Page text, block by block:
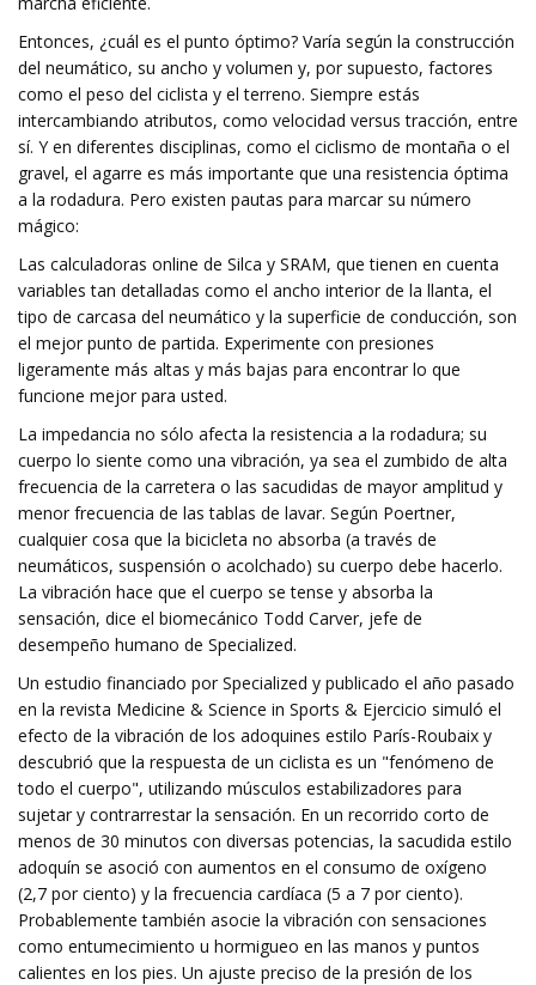
Entonces, ¿cuál es el punto óptimo? Varía según la construcción
del neumático, su ancho y volumen y, por supuesto, factores
como el peso del ciclista y el terreno. Siempre estás
intercambiando atributos, como velocidad versus tracción, entre
sí. Y en diferentes disciplinas, como el ciclismo de montaña o el
gravel, el agarre es más importante que una resistencia óptima
a la rodadura. Pero existen pautas para marcar su número
mágico:
Las calculadoras online de Silca y SRAM, que tienen en cuenta
variables tan detalladas como el ancho interior de la llanta, el
tipo de carcasa del neumático y la superficie de conducción, son
el mejor punto de partida. Experimente con presiones
ligeramente más altas y más bajas para encontrar lo que
funcione mejor para usted.
La impedancia no sólo afecta la resistencia a la rodadura; su
cuerpo lo siente como una vibración, ya sea el zumbido de alta
frecuencia de la carretera o las sacudidas de mayor amplitud y
menor frecuencia de las tablas de lavar. Según Poertner,
cualquier cosa que la bicicleta no absorba (a través de
neumáticos, suspensión o acolchado) su cuerpo debe hacerlo.
La vibración hace que el cuerpo se tense y absorba la
sensación, dice el biomecánico Todd Carver, jefe de
desempeño humano de Specialized.
Un estudio financiado por Specialized y publicado el año pasado
en la revista Medicine & Science in Sports & Ejercicio simuló el
efecto de la vibración de los adoquines estilo París-Roubaix y
descubrió que la respuesta de un ciclista es un "fenómeno de
todo el cuerpo", utilizando músculos estabilizadores para
sujetar y contrarrestar la sensación. En un recorrido corto de
menos de 30 minutos con diversas potencias, la sacudida estilo
adoquín se asoció con aumentos en el consumo de oxígeno
(2,7 por ciento) y la frecuencia cardíaca (5 a 7 por ciento).
Probablemente también asocie la vibración con sensaciones
como entumecimiento u hormigueo en las manos y puntos
calientes en los pies. Un ajuste preciso de la presión de los